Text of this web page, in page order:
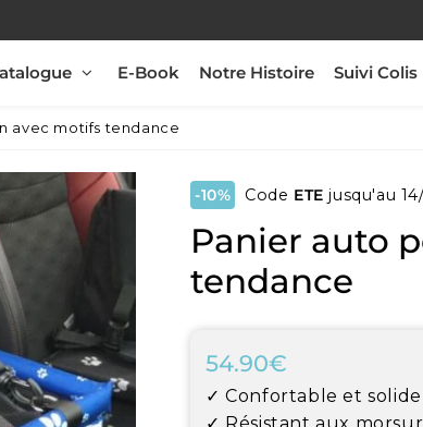
E-Book Notre Histoire Suivi Colis
avec motifs tendance
-10% Code ETE jusqu'au
Panier auto
tendance
54.90€
price
✓ Confortable et solide